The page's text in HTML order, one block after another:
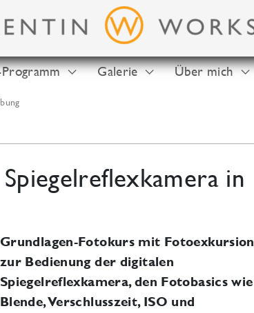
Galerie Über mich
in
Grundlagen-Fotokurs mit Fotoexkursion
zur Bedienung der digitalen
Spiegelreflexkamera, den Fotobasics wie
Blende, Verschlusszeit, ISO und